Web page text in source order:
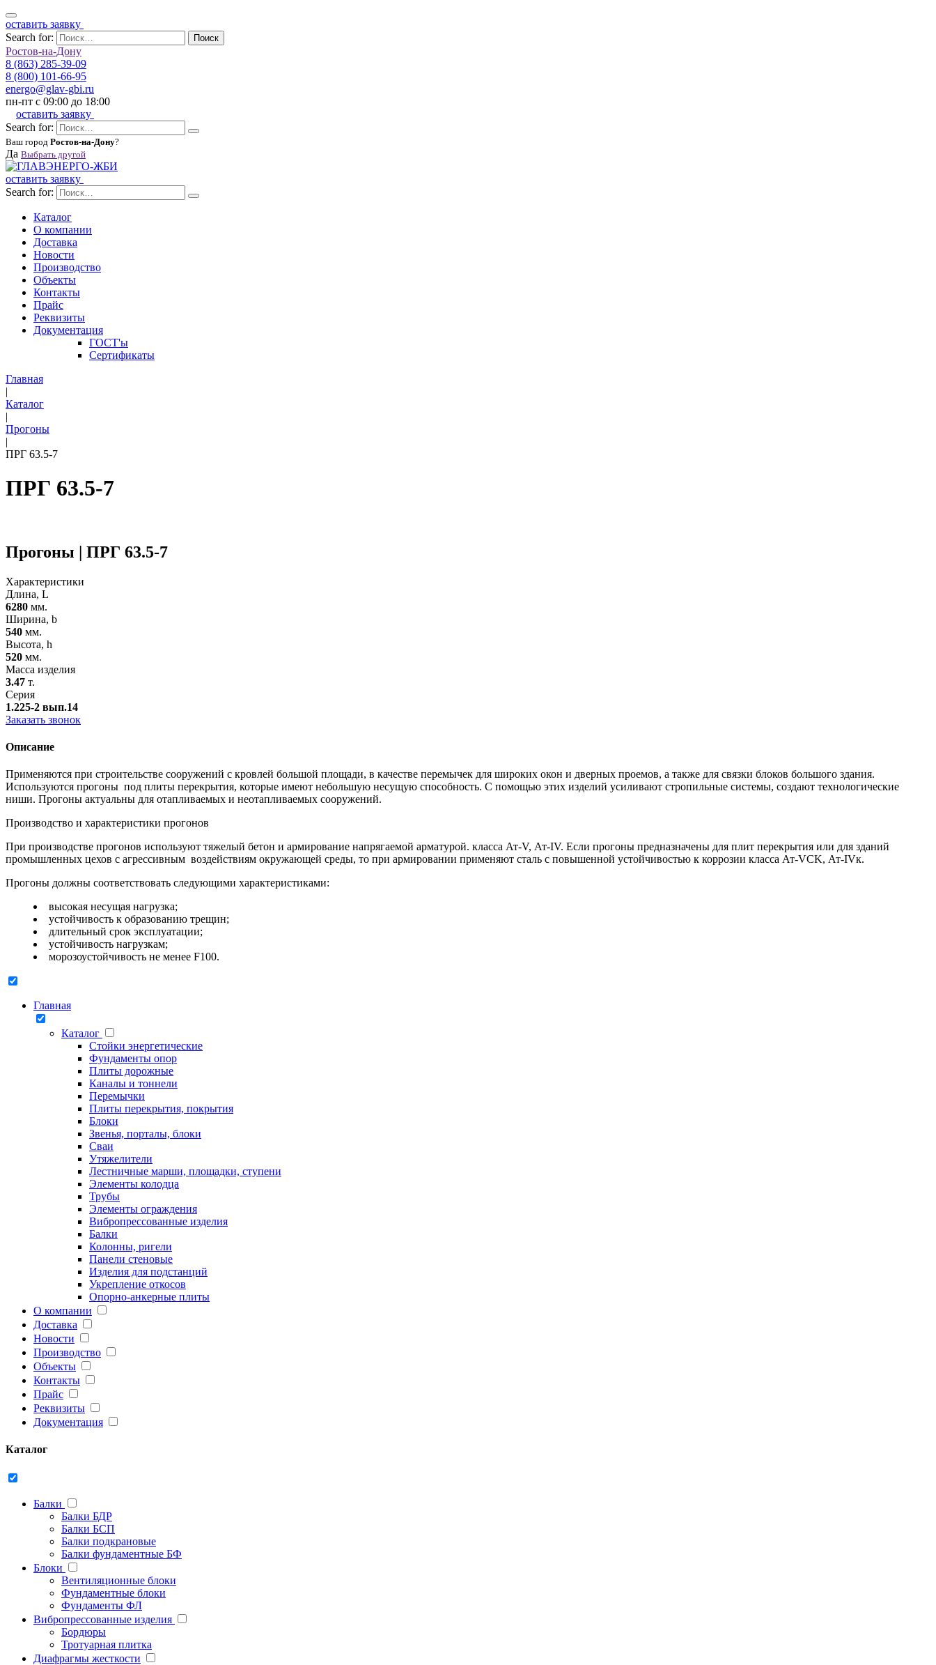
оставить заявку
Search for:
Поиск
Ростов-на-Дону
8 (863) 285-39-09
8 (800) 101-66-95
energo@glav-gbi.ru
пн-пт с 09:00 до 18:00
оставить заявку
Search for:
Ваш город Ростов-на-Дону?
Да Выбрать другой
оставить заявку
Search for:
Каталог
О компании
Доставка
Новости
Производство
Объекты
Контакты
Прайс
Реквизиты
Документация
ГОСТ'ы
Сертификаты
Главная
|
Каталог
|
Прогоны
|
ПРГ 63.5-7
ПРГ 63.5-7
Прогоны | ПРГ 63.5-7
Характеристики
Длина, L
6280 мм.
Ширина, b
540 мм.
Высота, h
520 мм.
Масса изделия
3.47 т.
Серия
1.225-2 вып.14
Заказать звонок
Описание
Применяются при строительстве сооружений с кровлей большой площади, в качестве перемычек для широких окон и дверных проемов, а также для связки блоков большого здания.
Используются прогоны под плиты перекрытия, которые имеют небольшую несущую способность. С помощью этих изделий усиливают стропильные системы, создают технологические
ниши. Прогоны актуальны для отапливаемых и неотапливаемых сооружений.
Производство и характеристики прогонов
При производстве прогонов используют тяжелый бетон и армирование напрягаемой арматурой. класса Ат-V, Ат-IV. Если прогоны предназначены для плит перекрытия или для зданий
промышленных цехов с агрессивным воздействиям окружающей среды, то при армировании применяют сталь с повышенной устойчивостью к коррозии класса Ат-VCK, Ат-IVк.
Прогоны должны соответствовать следующими характеристиками:
высокая несущая нагрузка;
устойчивость к образованию трещин;
длительный срок эксплуатации;
устойчивость нагрузкам;
морозоустойчивость не менее F100.
Главная
Каталог
Стойки энергетические
Фундаменты опор
Плиты дорожные
Каналы и тоннели
Перемычки
Плиты перекрытия, покрытия
Блоки
Звенья, порталы, блоки
Сваи
Утяжелители
Лестничные марши, площадки, ступени
Элементы колодца
Трубы
Элементы ограждения
Вибропрессованные изделия
Балки
Колонны, ригели
Панели стеновые
Изделия для подстанций
Укрепление откосов
Опорно-анкерные плиты
О компании
Доставка
Новости
Производство
Объекты
Контакты
Прайс
Реквизиты
Документация
Каталог
Балки
Балки БДР
Балки БСП
Балки подкрановые
Балки фундаментные БФ
Блоки
Вентиляционные блоки
Фундаментные блоки
Фундаменты ФЛ
Вибропрессованные изделия
Бордюры
Тротуарная плитка
Диафрагмы жесткости